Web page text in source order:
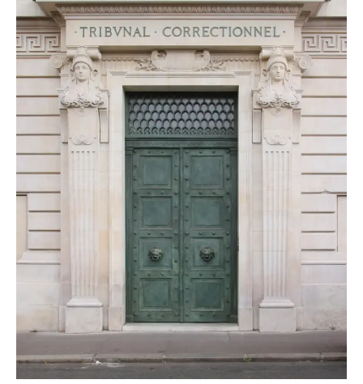
FAITS DIVERS
TRANSPORTS
ÉCONOMIE
POLITIQUE
SPORT
CULTURE